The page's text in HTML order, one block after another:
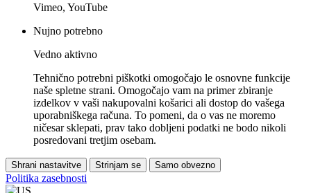
Vimeo, YouTube
Nujno potrebno
Vedno aktivno
Tehnično potrebni piškotki omogočajo le osnovne funkcije
naše spletne strani. Omogočajo vam na primer zbiranje
izdelkov v vaši nakupovalni košarici ali dostop do vašega
uporabniškega računa. To pomeni, da o vas ne moremo
ničesar sklepati, prav tako dobljeni podatki ne bodo nikoli
posredovani tretjim osebam.
Shrani nastavitve Strinjam se Samo obvezno
Politika zasebnosti